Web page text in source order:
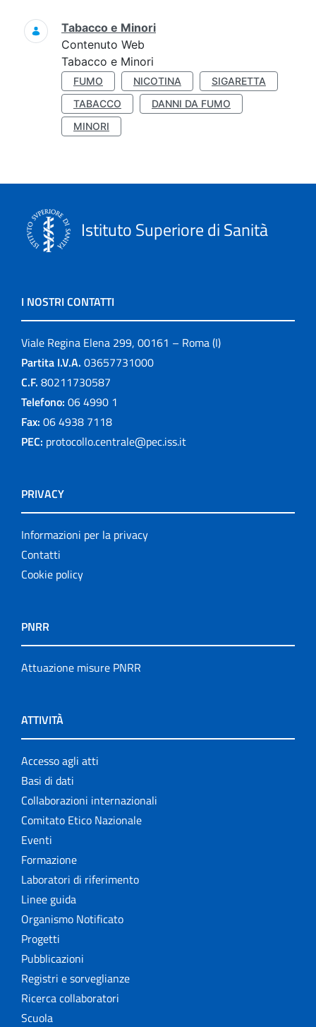
Ricerca
Tabacco e Minori
Contenuto Web
Tabacco e Minori
FUMO NICOTINA
SIGARETTA
TABACCO
DANNI DA FUMO
MINORI
Istituto Superiore di Sanità
I NOSTRI CONTATTI
Viale Regina Elena 299, 00161 – Roma (I)
Partita I.V.A. 03657731000
C.F. 80211730587
Telefono: 06 4990 1
Fax: 06 4938 7118
PEC: protocollo.centrale@pec.iss.it
PRIVACY
Informazioni per la privacy
Contatti
Cookie policy
PNRR
Attuazione misure PNRR
ATTIVITÀ
Accesso agli atti
Basi di dati
Collaborazioni internazionali
Comitato Etico Nazionale
Eventi
Formazione
Laboratori di riferimento
Linee guida
Organismo Notificato
Progetti
Pubblicazioni
Registri e sorveglianze
Ricerca collaboratori
Scuola